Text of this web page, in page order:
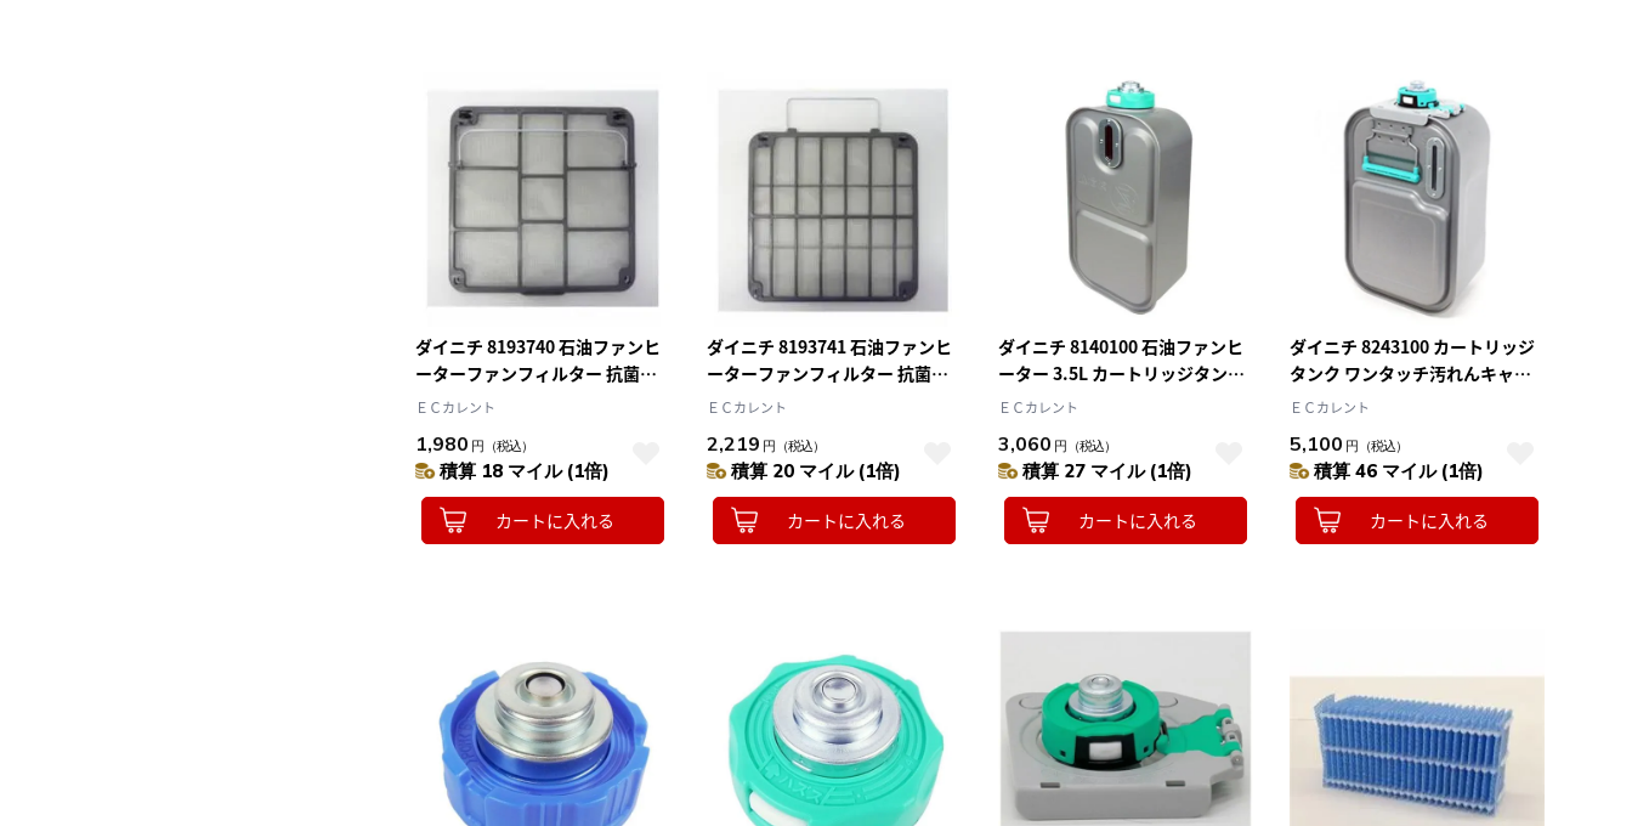
ダイニチ 8193740 石油ファンヒ
ーターファンフィルター 抗菌ス
テンレスフィルター 1枚
ＥＣカレント
1,980 円 （税込）
積算 18 マイル (1倍)
カートに入れる
ダイニチ 8193741 石油ファンヒ
ーターファンフィルター 抗菌ス
テンレスフィルター 1枚
ＥＣカレント
2,219 円 （税込）
積算 20 マイル (1倍)
カートに入れる
ダイニチ 8140100 石油ファンヒ
ーター 3.5L カートリッジタンク
ワンタッチ汚れんキャップ付き
ＥＣカレント
3,060 円 （税込）
積算 27 マイル (1倍)
カートに入れる
ダイニチ 8243100 カートリッジ
タンク ワンタッチ汚れんキャッ
プEX付き
ＥＣカレント
5,100 円 （税込）
積算 46 マイル (1倍)
カートに入れる